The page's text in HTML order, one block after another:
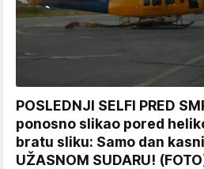
POSLEDNJI SELFI PRED
ponosno slikao pored
bratu sliku: Samo dan
UŽASNOM SUDARU!